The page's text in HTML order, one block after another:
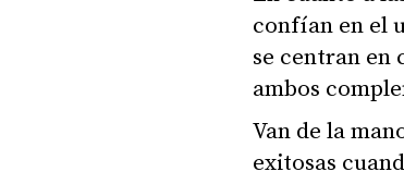
confían en el
se centran en
ambos
Van de la
exitosas